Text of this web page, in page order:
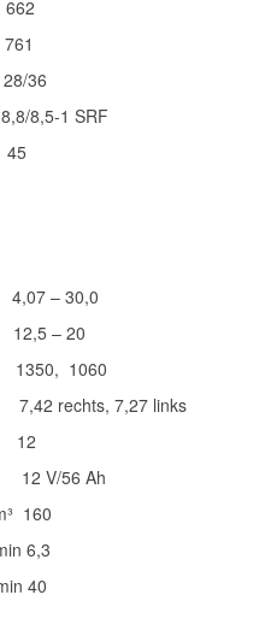
36
8,5-1 SRF
– 30,0
20
7,27 links
Ah